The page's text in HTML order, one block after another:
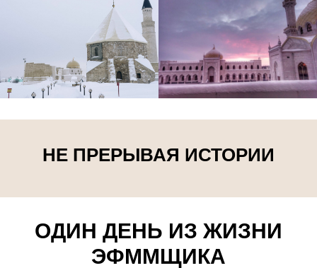
НЕ ПРЕРЫВАЯ ИСТОРИИ
ОДИН ДЕНЬ ИЗ ЖИЗНИ
ЭФММЩИКА